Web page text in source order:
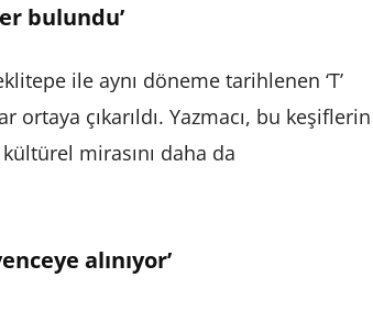
bulundu’
ile aynı döneme tarihlenen ‘T’
çıkarıldı. Yazmacı, bu keşiflerin
mirasını daha da
alınıyor’